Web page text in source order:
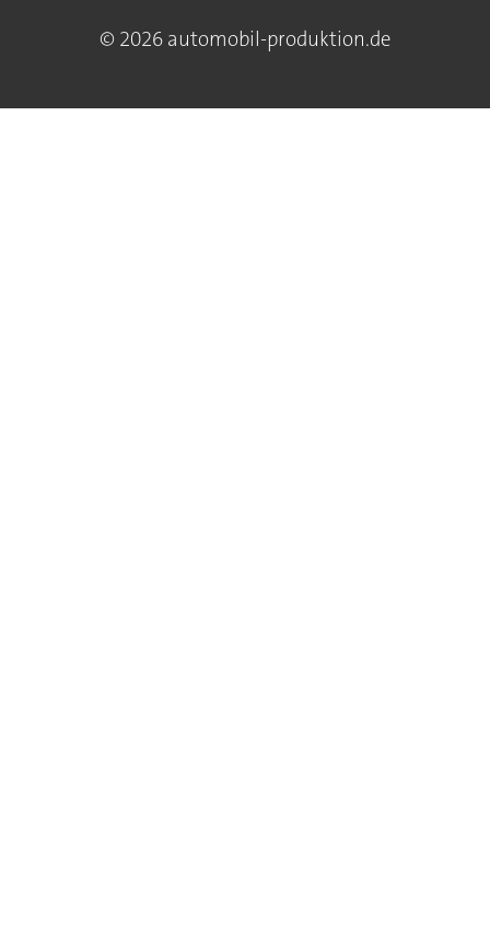
© 2026 automobil-produktion.de